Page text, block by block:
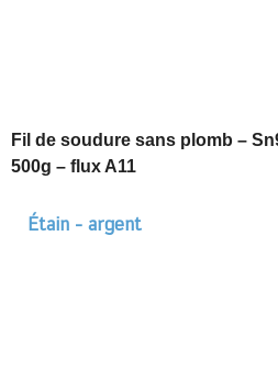
Fil de soudure sans plomb –
500g – flux A11
Étain - argent